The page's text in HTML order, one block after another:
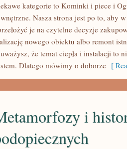
kategorie to Kominki i piece i
Nasza strona jest po to, aby
je na czytelne decyzje
nowego obiektu albo remont
że temat ciepła i instalacji to
Dlatego mówimy o doborze [
i